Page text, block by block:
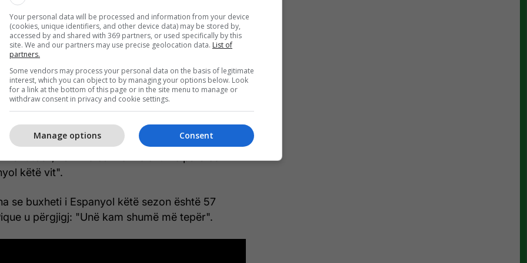
nuk i ndali pyetjet provokative për lojtarin,
fund.
para ka në llogarinë bankare. Përgjigja e Pique
rivalët e qytetit, Espanyolin.
në futboll, kam në bankë më shumë para se
këtë vit".
se buxheti i Espanyol këtë sezon është 57
u përgjigj: "Unë kam shumë më tepër".
Your personal data will be processed and information from your device
(cookies, unique identifiers, and other device data) may be stored by,
accessed by and shared with 369 partners, or used specifically by this
site. We and our partners may use precise geolocation data. List of
partners.
Some vendors may process your personal data on the basis of legitimate
interest, which you can object to by managing your options below. Look
for a link at the bottom of this page or in the site menu to manage or
withdraw consent in privacy and cookie settings.
Consent
Manage options